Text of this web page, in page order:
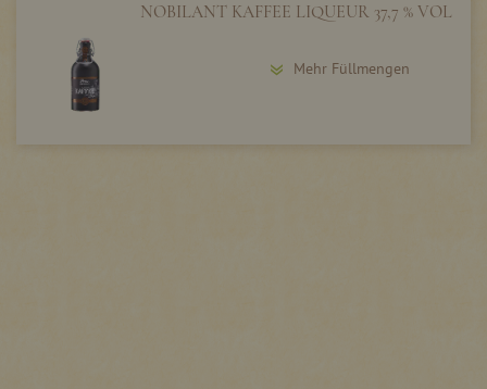
NOBILANT KAFFEE LIQUEUR 37,7 % VOL
Mehr Füllmengen